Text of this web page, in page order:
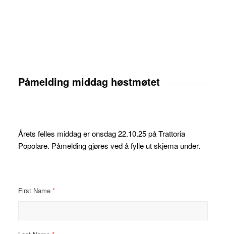
Påmelding middag høstmøtet
Årets felles middag er onsdag 22.10.25 på Trattoria
Popolare. Påmelding gjøres ved å fylle ut skjema under.
First Name *